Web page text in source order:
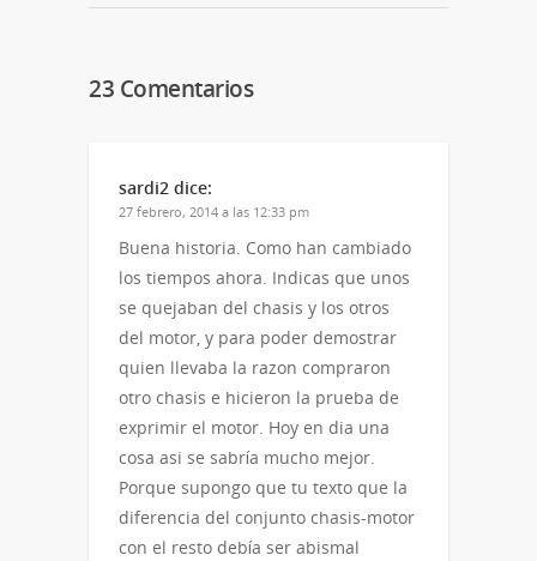
a
en
una
abre abre
23 Comentarios
sardi2 dice:
27 febrero, 2014 a las 12:33 pm
Buena historia. Como han cambiado
los tiempos ahora. Indicas que unos
se quejaban del chasis y los otros
del motor, y para poder demostrar
quien llevaba la razon compraron
otro chasis e hicieron la prueba de
exprimir el motor. Hoy en dia una
cosa asi se sabría mucho mejor.
Porque supongo que tu texto que la
diferencia del conjunto chasis-motor
con el resto debía ser abismal